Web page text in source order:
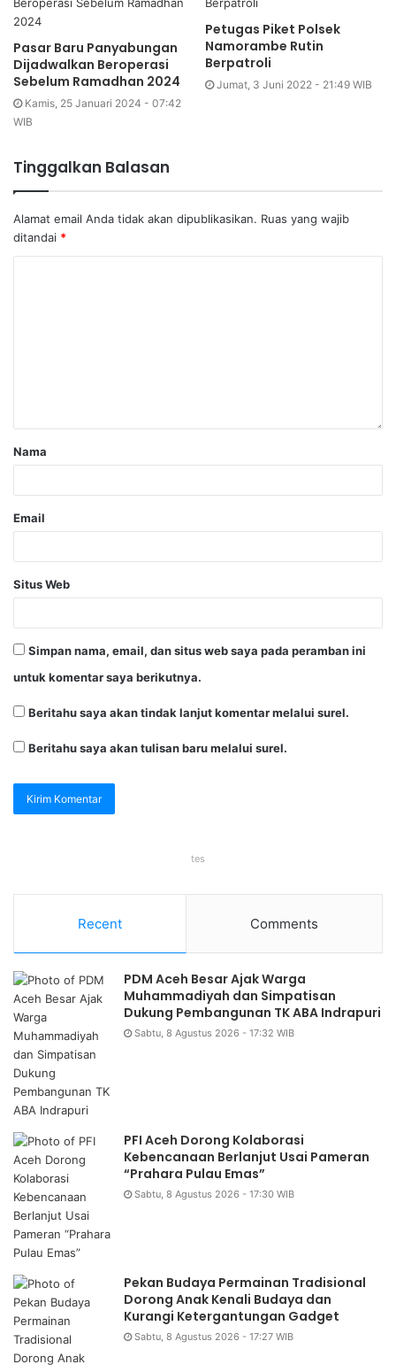
Pasar Baru Panyabungan
Dijadwalkan Beroperasi
Sebelum Ramadhan 2024
Kamis, 25 Januari 2024 - 07:42
WIB
Petugas Piket Polsek
Namorambe Rutin
Berpatroli
Jumat, 3 Juni 2022 - 21:49 WIB
Tinggalkan Balasan
Alamat email Anda tidak akan dipublikasikan. Ruas yang wajib
ditandai *
Nama
Email
Situs Web
Simpan nama, email, dan situs web saya pada peramban ini
untuk komentar saya berikutnya.
Beritahu saya akan tindak lanjut komentar melalui surel.
Beritahu saya akan tulisan baru melalui surel.
tes
Recent Comments
PDM Aceh Besar Ajak Warga
Muhammadiyah dan Simpatisan
Dukung Pembangunan TK ABA Indrapuri
Sabtu, 8 Agustus 2026 - 17:32 WIB
PFI Aceh Dorong Kolaborasi
Kebencanaan Berlanjut Usai Pameran
“Prahara Pulau Emas”
Sabtu, 8 Agustus 2026 - 17:30 WIB
Pekan Budaya Permainan Tradisional
Dorong Anak Kenali Budaya dan
Kurangi Ketergantungan Gadget
Sabtu, 8 Agustus 2026 - 17:27 WIB